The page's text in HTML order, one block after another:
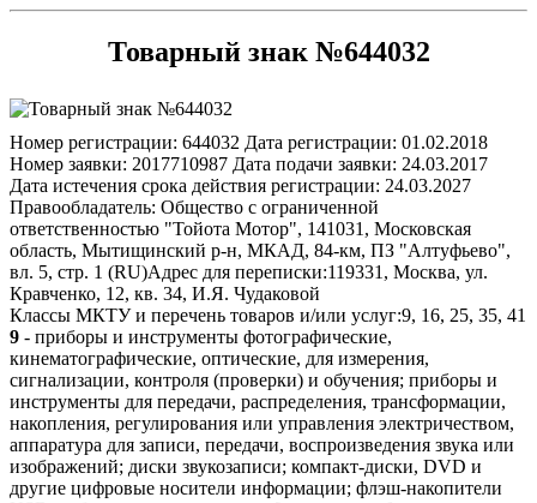
Товарный знак №644032
Номер регистрации: 644032 Дата регистрации: 01.02.2018
Номер заявки: 2017710987 Дата подачи заявки: 24.03.2017
Дата истечения срока действия регистрации: 24.03.2027
Правообладатель: Общество с ограниченной
ответственностью "Тойота Мотор", 141031, Московская
область, Мытищинский р-н, МКАД, 84-км, ПЗ "Алтуфьево",
вл. 5, стр. 1 (RU)Адрес для переписки:119331, Москва, ул.
Кравченко, 12, кв. 34, И.Я. Чудаковой
Классы МКТУ и перечень товаров и/или услуг:9, 16, 25, 35, 41
9 - приборы и инструменты фотографические,
кинематографические, оптические, для измерения,
сигнализации, контроля (проверки) и обучения; приборы и
инструменты для передачи, распределения, трансформации,
накопления, регулирования или управления электричеством,
аппаратура для записи, передачи, воспроизведения звука или
изображений; диски звукозаписи; компакт-диски, DVD и
другие цифровые носители информации; флэш-накопители